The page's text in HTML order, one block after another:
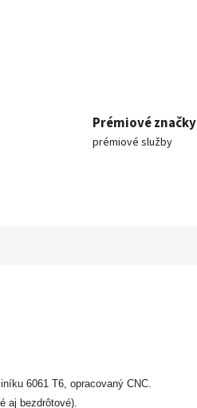
Prémiové značky
prémiové služby
6061 T6, opracovaný CNC.
aj bezdrôtové).